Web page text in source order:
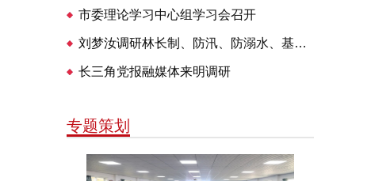
市委理论学习中心组学习会召开
刘梦汝调研林长制、防汛、防溺水、基层治理等工作
长三角党报融媒体来明调研
专题策划